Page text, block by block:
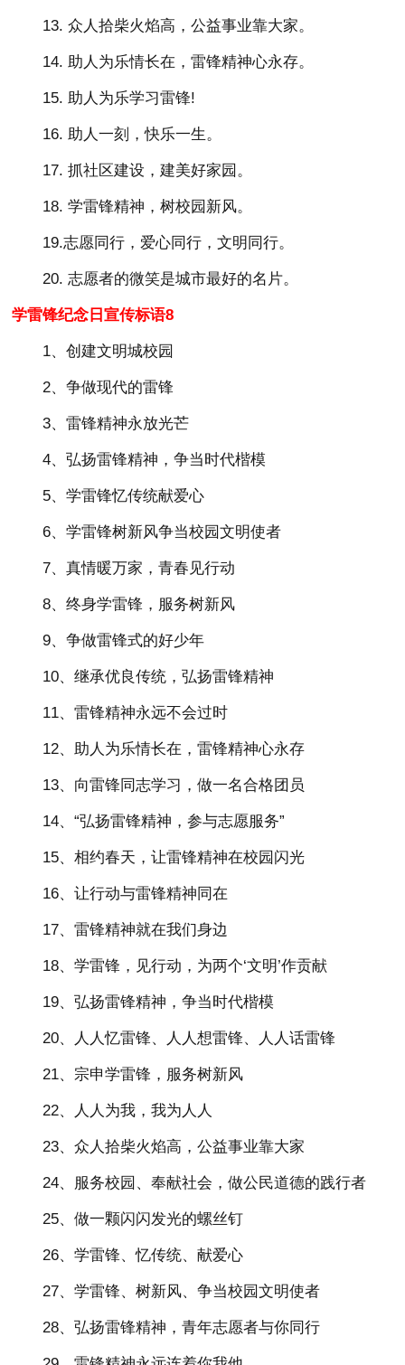
13. 众人拾柴火焰高，公益事业靠大家。
14. 助人为乐情长在，雷锋精神心永存。
15. 助人为乐学习雷锋!
16. 助人一刻，快乐一生。
17. 抓社区建设，建美好家园。
18. 学雷锋精神，树校园新风。
19.志愿同行，爱心同行，文明同行。
20. 志愿者的微笑是城市最好的名片。
学雷锋纪念日宣传标语8
1、创建文明城校园
2、争做现代的雷锋
3、雷锋精神永放光芒
4、弘扬雷锋精神，争当时代楷模
5、学雷锋忆传统献爱心
6、学雷锋树新风争当校园文明使者
7、真情暖万家，青春见行动
8、终身学雷锋，服务树新风
9、争做雷锋式的好少年
10、继承优良传统，弘扬雷锋精神
11、雷锋精神永远不会过时
12、助人为乐情长在，雷锋精神心永存
13、向雷锋同志学习，做一名合格团员
14、“弘扬雷锋精神，参与志愿服务”
15、相约春天，让雷锋精神在校园闪光
16、让行动与雷锋精神同在
17、雷锋精神就在我们身边
18、学雷锋，见行动，为两个‘文明’作贡献
19、弘扬雷锋精神，争当时代楷模
20、人人忆雷锋、人人想雷锋、人人话雷锋
21、宗申学雷锋，服务树新风
22、人人为我，我为人人
23、众人拾柴火焰高，公益事业靠大家
24、服务校园、奉献社会，做公民道德的践行者
25、做一颗闪闪发光的螺丝钉
26、学雷锋、忆传统、献爱心
27、学雷锋、树新风、争当校园文明使者
28、弘扬雷锋精神，青年志愿者与你同行